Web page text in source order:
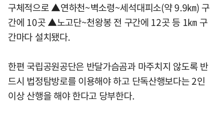
구체적으로 ▲연하천~벽소령~세석대피소(약 9.9㎞) 구
간에 10곳 ▲노고단~천왕봉 전 구간에 12곳 등 1㎞ 구
간마다 설치됐다.
한편 국립공원공단은 반달가슴곰과 마주치지 않도록 반
드시 법정탐방로를 이용해야 하고 단독산행보다는 2인
이상 산행을 해야 한다고 당부한다.